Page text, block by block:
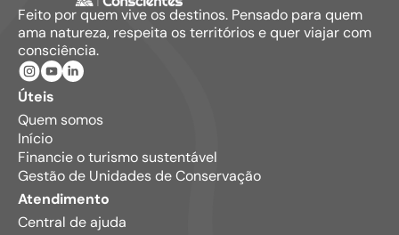
Feito por quem vive os destinos. Pensado para quem
ama natureza, respeita os territórios e quer viajar com
consciência.
Úteis
Quem somos
Início
Financie o turismo sustentável
Gestão de Unidades de Conservação
Atendimento
Central de ajuda